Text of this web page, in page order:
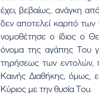
έχει, βεβαίως, ανάγκη
δεν αποτελεί καρπό
νομοθέτησε ο ίδιος ο
όνομα της αγάπης Του
τηρήσεως των εντολών,
Καινής Διαθήκης, όμως,
Κύριος με την θυσία Του.